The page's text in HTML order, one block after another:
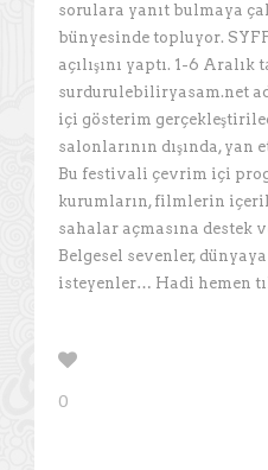
sorulara yanıt bulmaya
bünyesinde topluyor.
açılışını yaptı. 1-6
surdurulebiliryasam.net
içi gösterim
salonlarının dışında,
Bu festivali çevrim içi
kurumların, filmlerin
sahalar açmasına destek
Belgesel sevenler,
isteyenler… Hadi hemen
0